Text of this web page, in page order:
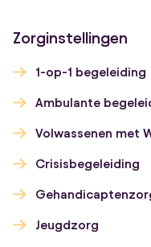
Zorginstellingen
1-op-1 begeleiding
Ambulante
Volwassenen met
Crisisbegeleiding
Jeugdzorg